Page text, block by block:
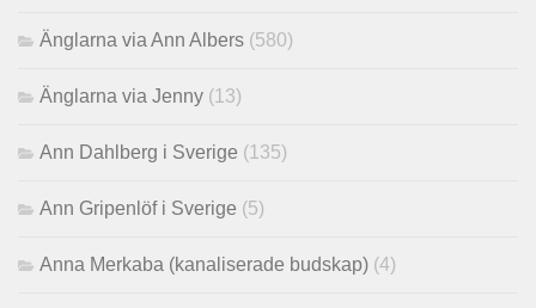
Änglarna via Ann Albers (580)
Änglarna via Jenny (13)
Ann Dahlberg i Sverige (135)
Ann Gripenlöf i Sverige (5)
Anna Merkaba (kanaliserade budskap) (4)